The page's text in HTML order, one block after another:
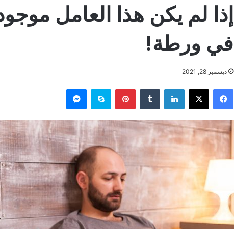
إذا لم يكن هذا العامل
في ورطة!
ديسمبر 28, 2021
فيسبوك X لينكدإن بينتيريستسكايب ماسنجر